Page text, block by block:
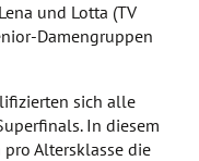
und Lotta (TV
Damengruppen
sich alle
In diesem
Altersklasse die